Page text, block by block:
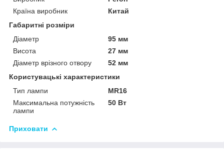
Країна виробник
Китай
Габаритні розміри
Діаметр
95 мм
Висота
27 мм
Діаметр врізного отвору
52 мм
Користувацькі характеристики
Тип лампи
MR16
Максимальна потужність
лампи
50 Вт
Приховати